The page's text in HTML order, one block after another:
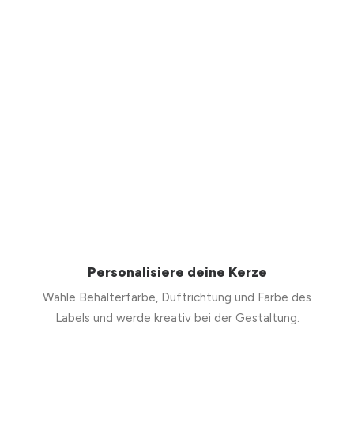
Personalisiere deine Kerze
Wähle Behälterfarbe, Duftrichtung und Farbe des
Labels und werde kreativ bei der Gestaltung.